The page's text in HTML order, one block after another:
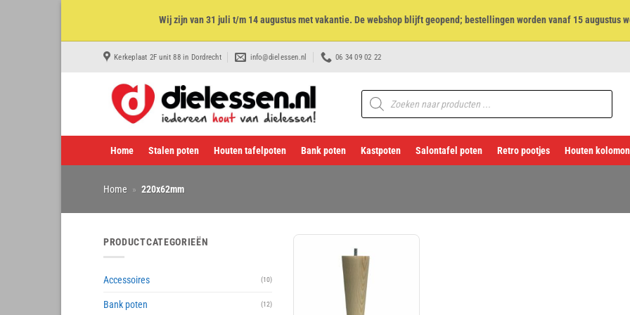
Wij zijn van 31 juli t/m 14 augustus met vakantie. De webshop blijft geopend; bestellingen worden vanaf 15 augustus
Kerkeplaat 2F unit 88 in Dordrecht info@dielessen.nl 06 34 09 02 22
Producten
zoeken
Home Stalen poten Houten tafelpoten Bank poten Kastpoten Salontafel poten Retro pootjes Houten
Home » 220x62mm
PRODUCTCATEGORIEËN
Accessoires (10)
Bank poten (12)